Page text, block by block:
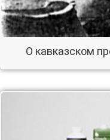
О кавказском